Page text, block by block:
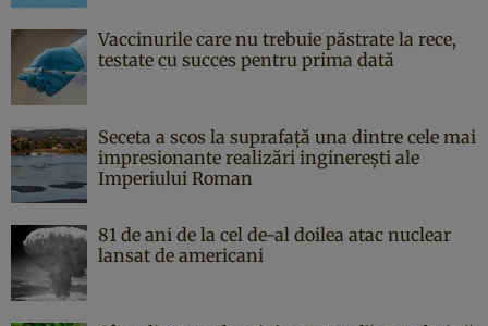
Vaccinurile care nu trebuie păstrate la rece,
testate cu succes pentru prima dată
Seceta a scos la suprafață una dintre cele mai
impresionante realizări inginerești ale
Imperiului Roman
81 de ani de la cel de-al doilea atac nuclear
lansat de americani